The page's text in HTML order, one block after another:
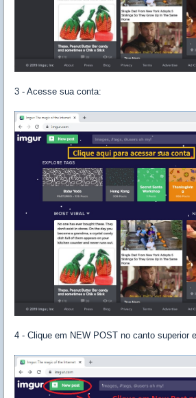
3 - Acesse sua conta:
4 - Clique em NEW POST no canto superior